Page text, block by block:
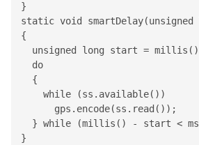
}
static void smartDelay(unsigned
{
unsigned long start =
do
{
while (ss.available())
gps.encode(ss.read());
} while (millis() - start <
}